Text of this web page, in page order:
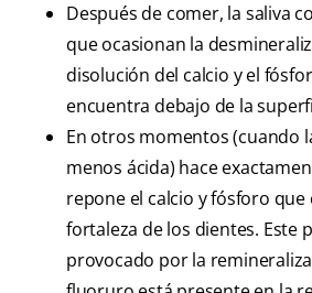
Después de comer, la saliva
que ocasionan la
disolución del calcio y el
encuentra debajo de la
En otros momentos (cuando
menos ácida) hace
repone el calcio y fósforo que
fortaleza de los dientes. Este
provocado por la